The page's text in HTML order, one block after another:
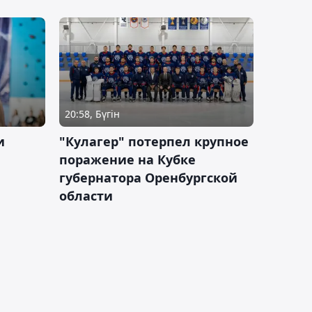
20:58, Бүгін
"Кулагер" потерпел крупное
поражение на Кубке
губернатора Оренбургской
области